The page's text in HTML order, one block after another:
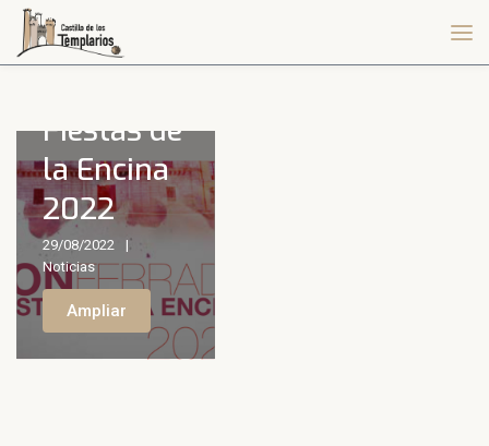
Fiestas de
la Encina
2022
29/08/2022
Noticias
Ampliar